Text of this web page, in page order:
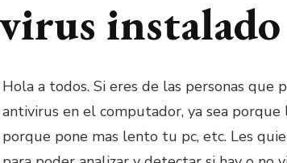
instalado
Hola a todos. Si eres de las personas que
antivirus en el computador, ya sea
porque pone mas lento tu pc, etc. Les